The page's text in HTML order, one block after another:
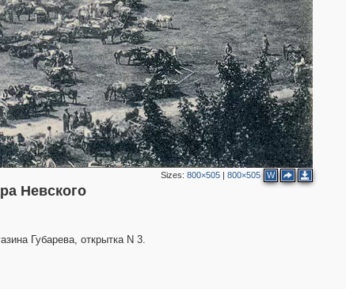
Sizes: 800×505| 800×505 W
Невского
Губарева, открытка N 3.